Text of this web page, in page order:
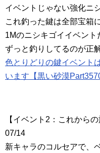
イベントじゃない強化ニ
これ釣った鍵は全部宝箱
1Mのニシキゴイイベント
ずっと釣りしてるのが正
色とりどりの鍵イベント
います【黒い砂漠
【イベント2：これから
07/14
新キャラのコルセアで、